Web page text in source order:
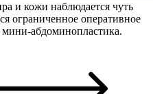
и кожи наблюдается чуть
ограниченное оперативное
мини-абдоминопластика.